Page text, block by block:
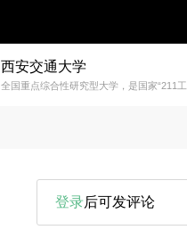
西安交通大学
全国重点综合性研究型大学，是国家“211
登录后可发评论